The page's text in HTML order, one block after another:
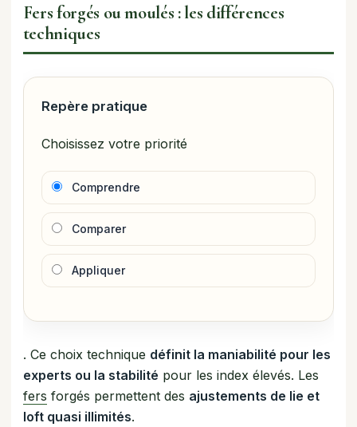
Fers forgés ou moulés : les différences
techniques
Repère pratique
Choisissez votre priorité
Comprendre
Comparer
Appliquer
. Ce choix technique définit la maniabilité pour les
experts ou la stabilité pour les index élevés. Les
fers forgés permettent des ajustements de lie et
loft quasi illimités.